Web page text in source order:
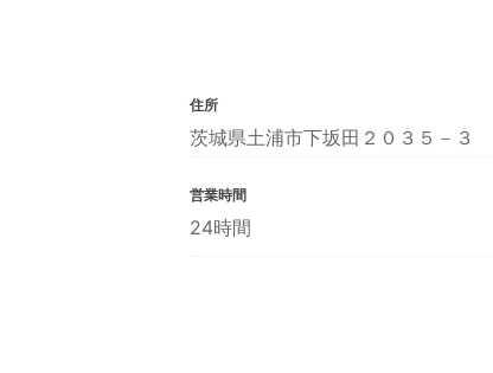
住所
茨城県土浦市下坂田２０３５－３
営業時間
24時間